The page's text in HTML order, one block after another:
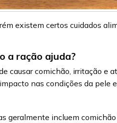
existem certos cuidados
a ração ajuda?
causar comichão, irritação e
nas condições da pele
geralmente incluem